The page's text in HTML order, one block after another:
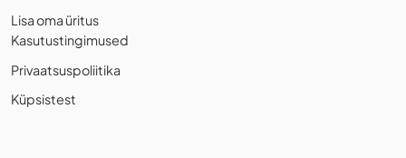
Lisa oma üritus
Kasutustingimused
Privaatsuspoliitika
Küpsistest